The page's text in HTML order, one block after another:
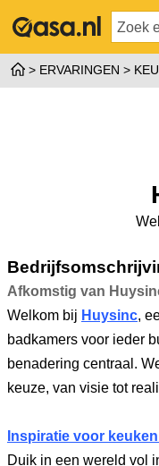
ERVARINGEN
Afkomstig van
Welkom bij Huysinc,
badkamers voor ieder
benadering centraal.
keuze, van visie tot
Inspiratie voor
Duik in een wereld vol